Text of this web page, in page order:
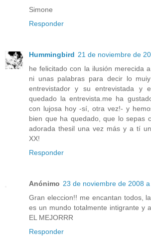
Simone
Responder
Hummingbird 21 de noviembre de
he felicitado con la ilusión merecida
ni unas palabras para decir lo
entrevistador y su entrevistada y
quedado la entrevista.me ha
con lujosa hoy -sí, otra vez!- y
bien que ha quedado, que lo sepas
adorada thesil una vez más y a tí
XX!
Responder
Anónimo 23 de noviembre de 2008
Gran eleccion!! me encantan todos,
es un mundo totalmente intigrante y
EL MEJORRR
Responder